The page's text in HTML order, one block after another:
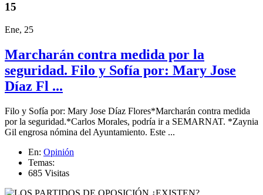
15
Ene, 25
Marcharán contra medida por la
seguridad. Filo y Sofía por: Mary Jose
Díaz Fl ...
Filo y Sofía por: Mary Jose Díaz Flores*Marcharán contra medida
por la seguridad.*Carlos Morales, podría ir a SEMARNAT. *Zaynia
Gil engrosa nómina del Ayuntamiento. Este ...
En: Opinión
Temas:
685 Visitas